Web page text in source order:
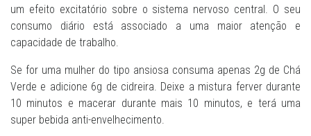
um efeito excitatório sobre o sistema nervoso central. O seu
consumo diário está associado a uma maior atenção e
capacidade de trabalho.
Se for uma mulher do tipo ansiosa consuma apenas 2g de Chá
Verde e adicione 6g de cidreira. Deixe a mistura ferver durante
10 minutos e macerar durante mais 10 minutos, e terá uma
super bebida anti-envelhecimento.